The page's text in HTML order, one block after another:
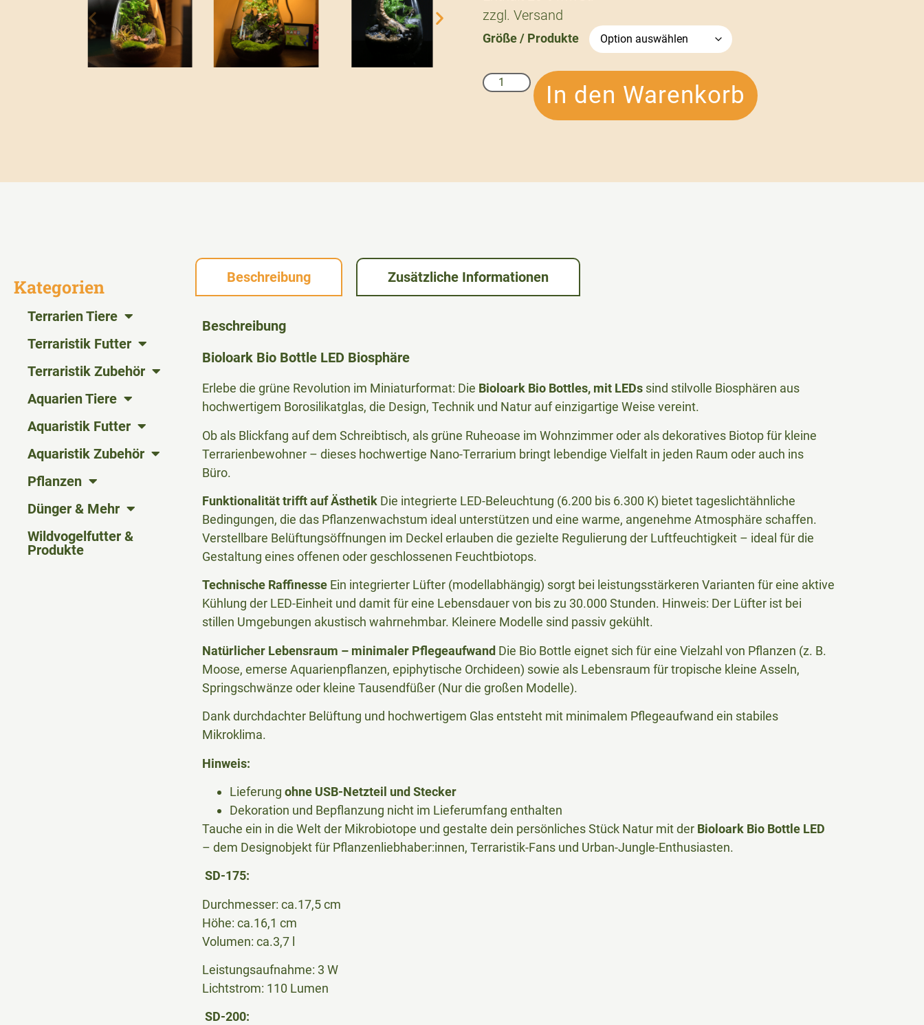
zzgl. Versand
Größe / Produkte
In den Warenkorb
Kategorien
Terrarien Tiere
Terraristik Futter
Terraristik Zubehör
Aquarien Tiere
Aquaristik Futter
Aquaristik Zubehör
Pflanzen
Dünger & Mehr
Wildvogelfutter &
Produkte
Beschreibung Zusätzliche Informationen
Beschreibung
Bioloark Bio Bottle LED Biosphäre
Erlebe die grüne Revolution im Miniaturformat: Die Bioloark Bio Bottles, mit LEDssind stilvolle Biosphären aus
hochwertigem Borosilikatglas, die Design, Technik und Natur auf einzigartige Weise vereint.
Ob als Blickfang auf dem Schreibtisch, als grüne Ruheoase im Wohnzimmer oder als dekoratives Biotop für kleine
Terrarienbewohner – dieses hochwertige Nano-Terrarium bringt lebendige Vielfalt in jeden Raum oder auch ins
Büro.
Funktionalität trifft auf ÄsthetikDie integrierte LED-Beleuchtung (6.200 bis 6.300 K) bietet tageslichtähnliche
Bedingungen, die das Pflanzenwachstum ideal unterstützen und eine warme, angenehme Atmosphäre schaffen.
Verstellbare Belüftungsöffnungen im Deckel erlauben die gezielte Regulierung der Luftfeuchtigkeit – ideal für die
Gestaltung eines offenen oder geschlossenen Feuchtbiotops.
Technische RaffinesseEin integrierter Lüfter (modellabhängig) sorgt bei leistungsstärkeren Varianten für eine aktive
Kühlung der LED-Einheit und damit für eine Lebensdauer von bis zu 30.000 Stunden. Hinweis: Der Lüfter ist bei
stillen Umgebungen akustisch wahrnehmbar. Kleinere Modelle sind passiv gekühlt.
Natürlicher Lebensraum – minimaler PflegeaufwandDie Bio Bottle eignet sich für eine Vielzahl von Pflanzen (z. B.
Moose, emerse Aquarienpflanzen, epiphytische Orchideen) sowie als Lebensraum für tropische kleine Asseln,
Springschwänze oder kleine Tausendfüßer (Nur die großen Modelle).
Dank durchdachter Belüftung und hochwertigem Glas entsteht mit minimalem Pflegeaufwand ein stabiles
Mikroklima.
Hinweis:
Lieferung ohne USB-Netzteil und Stecker
Dekoration und Bepflanzung nicht im Lieferumfang enthalten
Tauche ein in die Welt der Mikrobiotope und gestalte dein persönliches Stück Natur mit der Bioloark Bio Bottle LED
– dem Designobjekt für Pflanzenliebhaber:innen, Terraristik-Fans und Urban-Jungle-Enthusiasten.
SD-175:
Durchmesser: ca.17,5 cm
Höhe: ca.16,1 cm
Volumen: ca.3,7 l
Leistungsaufnahme: 3 W
Lichtstrom: 110 Lumen
SD-200: